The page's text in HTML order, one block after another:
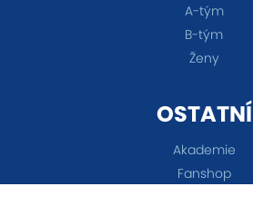
A-tým
B-tým
Ženy
OSTATNÍ
Akademie
Fanshop